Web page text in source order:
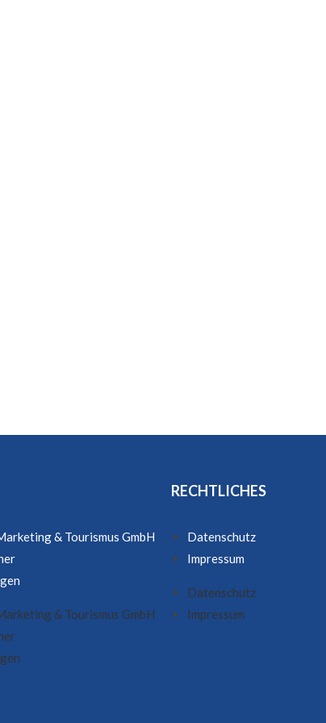
& Tourismus GmbH
& Tourismus GmbH
RECHTLICHES
Datenschutz
Impressum
Datenschutz
Impressum